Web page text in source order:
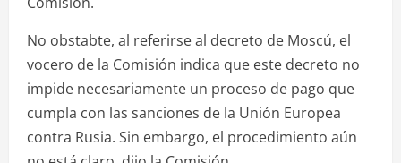
No obstabte, al referirse al decreto de Moscú, el
vocero de la Comisión indica que este decreto no
impide necesariamente un proceso de pago que
cumpla con las sanciones de la Unión Europea
contra Rusia. Sin embargo, el procedimiento aún